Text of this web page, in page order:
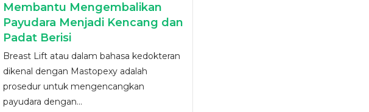
Membantu Mengembalikan
Payudara Menjadi Kencang dan
Padat Berisi
Breast Lift atau dalam bahasa kedokteran
dikenal dengan Mastopexy adalah
prosedur untuk mengencangkan
payudara dengan...